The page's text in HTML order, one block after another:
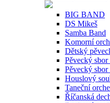
BIG BAND
DS Mikeš
Samba Band
Komorní
Dětský
Pěvecký
Pěvecký
Houslový
Taneční
Říčanská